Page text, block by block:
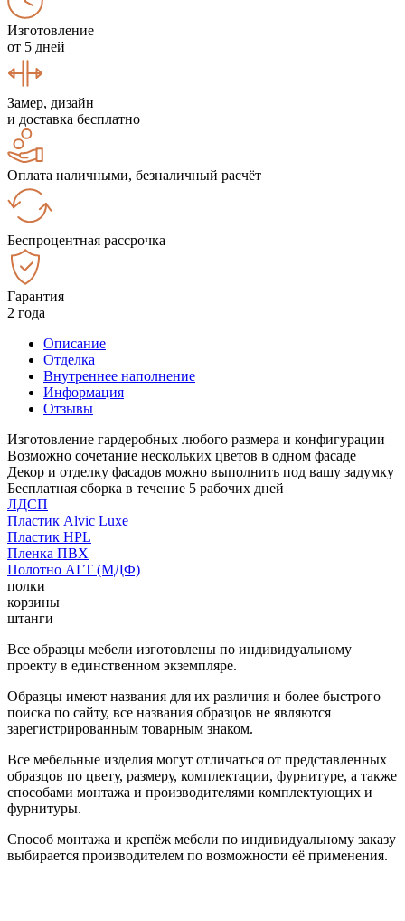
Изготовление
от 5 дней
Замер, дизайн
и доставка бесплатно
Оплата наличными, безналичный расчёт
Беспроцентная рассрочка
Гарантия
2 года
Описание
Отделка
Внутреннее наполнение
Информация
Отзывы
Изготовление гардеробных любого размера и конфигурации
Возможно сочетание нескольких цветов в одном фасаде
Декор и отделку фасадов можно выполнить под вашу задумку
Бесплатная сборка в течение 5 рабочих дней
ЛДСП
Пластик Alvic Luxe
Пластик HPL
Пленка ПВХ
Полотно АГТ (МДФ)
полки
корзины
штанги
Все образцы мебели изготовлены по индивидуальному
проекту в единственном экземпляре.
Образцы имеют названия для их различия и более быстрого
поиска по сайту, все названия образцов не являются
зарегистрированным товарным знаком.
Все мебельные изделия могут отличаться от представленных
образцов по цвету, размеру, комплектации, фурнитуре, а также
способами монтажа и производителями комплектующих и
фурнитуры.
Способ монтажа и крепёж мебели по индивидуальному заказу
выбирается производителем по возможности её применения.